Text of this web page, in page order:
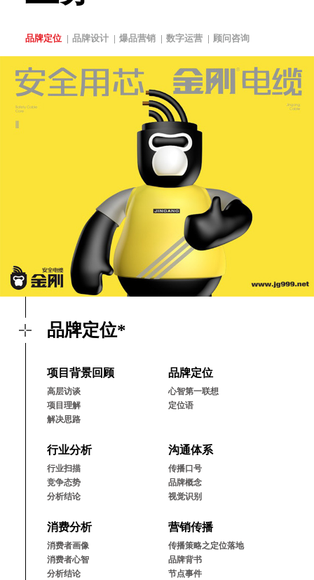
品牌定位*
项⽬背景回顾
⾼层访谈
项⽬理解
解决思路
品牌定位
⼼智第⼀联想
定位语
⾏业分析
⾏业扫描
竞争态势
分析结论
沟通体系
传播⼝号
品牌概念
视觉识别
消费分析
消费者画像
消费者⼼智
分析结论
营销传播
传播策略之定位落地
品牌背书
节点事件
品牌定位 品牌设计 爆品营销 数字运营 顾问咨询